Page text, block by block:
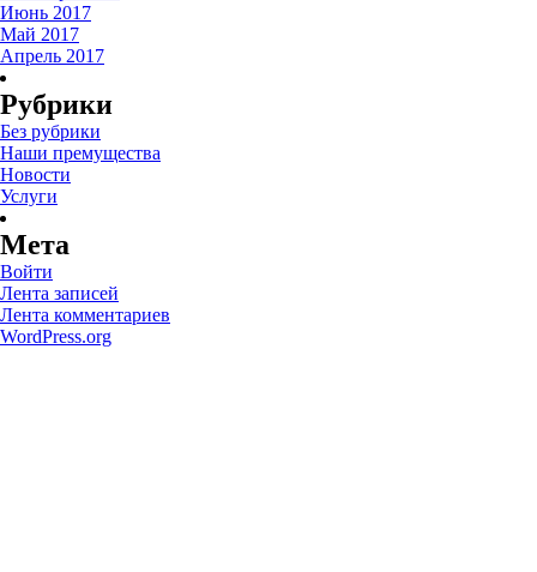
Июнь 2017
Май 2017
Апрель 2017
Рубрики
Без рубрики
Наши премущества
Новости
Услуги
Мета
Войти
Лента записей
Лента комментариев
WordPress.org